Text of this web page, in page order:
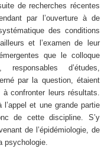
de recherches récentes
par l’ouverture à de
des conditions
et l’examen de leur
que le colloque
responsables d’études,
par la question, étaient
confronter leurs résultats.
l’appel et une grande partie
de cette discipline. S’y
de l’épidémiologie, de
psychologie.